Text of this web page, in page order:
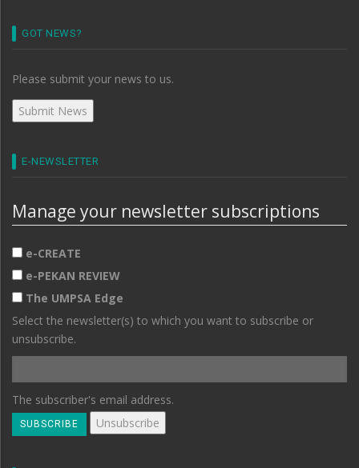
GOT NEWS?
Please submit your news to us.
E-NEWSLETTER
Manage your newsletter subscriptions
e-CREATE
e-PEKAN REVIEW
The UMPSA Edge
Select the newsletter(s) to which you want to subscribe or
unsubscribe.
The subscriber's email address.